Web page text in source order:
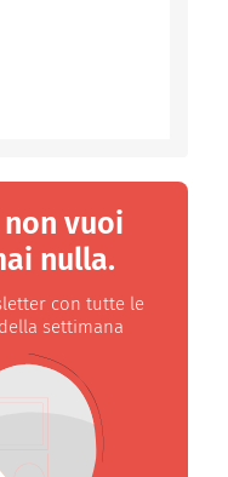
vuoi
nulla.
con tutte le
settimana